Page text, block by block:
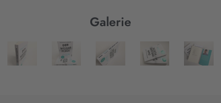
Galerie